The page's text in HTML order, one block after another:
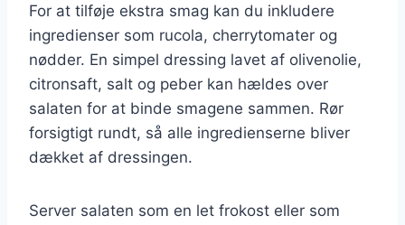
For at tilføje ekstra smag kan du inkludere
ingredienser som rucola, cherrytomater og
nødder. En simpel dressing lavet af olivenolie,
citronsaft, salt og peber kan hældes over
salaten for at binde smagene sammen. Rør
forsigtigt rundt, så alle ingredienserne bliver
dækket af dressingen.
Server salaten som en let frokost eller som